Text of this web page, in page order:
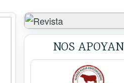
NOS APOYAN